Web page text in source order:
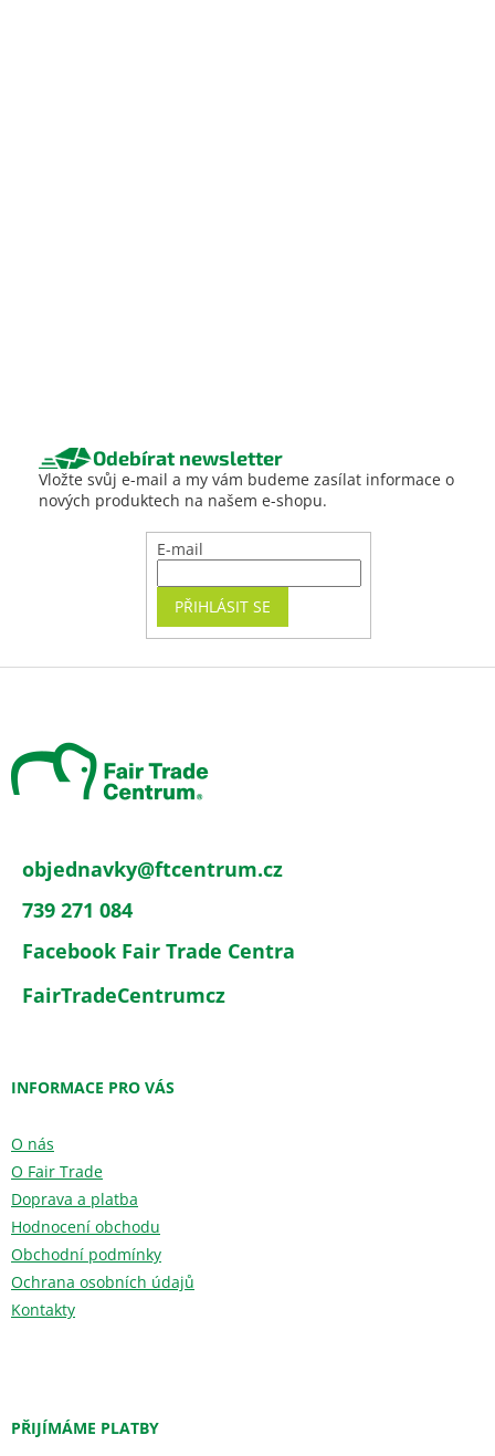
Odebírat newsletter
Vložte svůj e-mail a my vám budeme zasílat informace o
nových produktech na našem e-shopu.
E-mail
PŘIHLÁSIT SE
objednavky@ftcentrum.cz
739 271 084
Facebook Fair Trade Centra
FairTradeCentrumcz
INFORMACE PRO VÁS
O nás
O Fair Trade
Doprava a platba
Hodnocení obchodu
Obchodní podmínky
Ochrana osobních údajů
Kontakty
PŘIJÍMÁME PLATBY